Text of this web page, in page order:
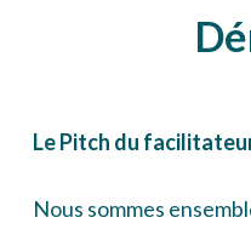
Le Pitch du
Nous sommes